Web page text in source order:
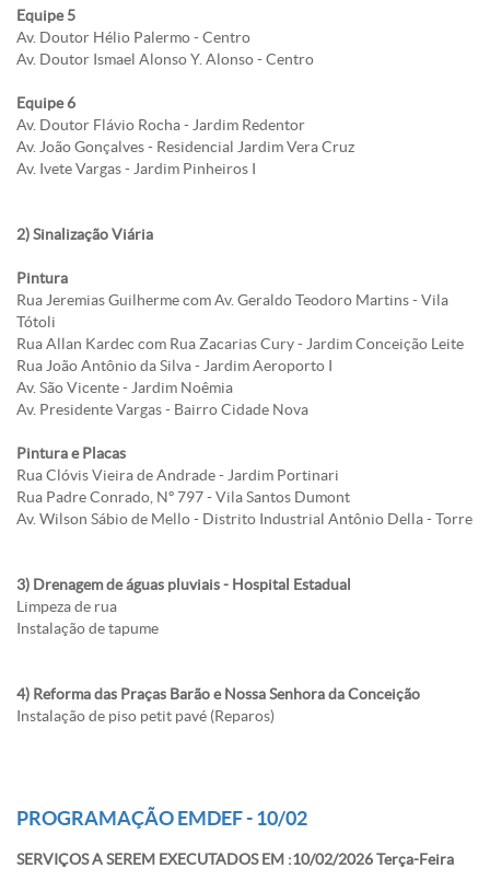
Equipe 5
Av. Doutor Hélio Palermo - Centro
Av. Doutor Ismael Alonso Y. Alonso - Centro
Equipe 6
Av. Doutor Flávio Rocha - Jardim Redentor
Av. João Gonçalves - Residencial Jardim Vera Cruz
Av. Ivete Vargas - Jardim Pinheiros I
2) Sinalização Viária
Pintura
Rua Jeremias Guilherme com Av. Geraldo Teodoro Martins - Vila
Tótoli
Rua Allan Kardec com Rua Zacarias Cury - Jardim Conceição Leite
Rua João Antônio da Silva - Jardim Aeroporto I
Av. São Vicente - Jardim Noêmia
Av. Presidente Vargas - Bairro Cidade Nova
Pintura e Placas
Rua Clóvis Vieira de Andrade - Jardim Portinari
Rua Padre Conrado, Nº 797 - Vila Santos Dumont
Av. Wilson Sábio de Mello - Distrito Industrial Antônio Della - Torre
3) Drenagem de águas pluviais - Hospital Estadual
Limpeza de rua
Instalação de tapume
4) Reforma das Praças Barão e Nossa Senhora da Conceição
Instalação de piso petit pavé (Reparos)
PROGRAMAÇÃO EMDEF - 10/02
SERVIÇOS A SEREM EXECUTADOS EM :10/02/2026 Terça-Feira